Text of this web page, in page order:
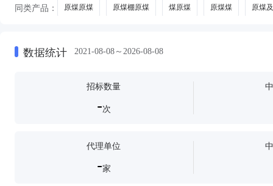
同类产品： 原煤原煤 原煤棚原煤 煤原煤 原煤煤 原煤及
数据统计 2021-08-08～2026-08-08
招标数量
-次
代理单位
-家